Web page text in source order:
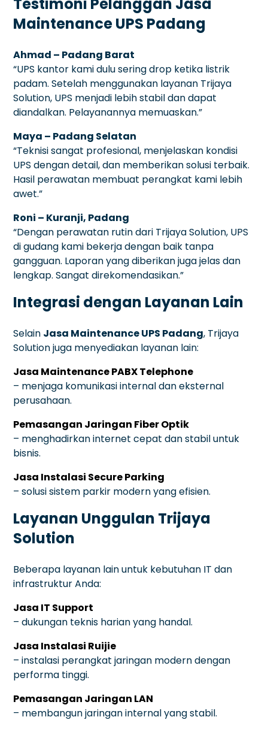
Maintenance UPS Padang
Ahmad – Padang Barat
“UPS kantor kami dulu sering drop ketika listrik
padam. Setelah menggunakan layanan Trijaya
Solution, UPS menjadi lebih stabil dan dapat
diandalkan. Pelayanannya memuaskan.”
Maya – Padang Selatan
“Teknisi sangat profesional, menjelaskan kondisi
UPS dengan detail, dan memberikan solusi terbaik.
Hasil perawatan membuat perangkat kami lebih
awet.”
Roni – Kuranji, Padang
“Dengan perawatan rutin dari Trijaya Solution, UPS
di gudang kami bekerja dengan baik tanpa
gangguan. Laporan yang diberikan juga jelas dan
lengkap. Sangat direkomendasikan.”
Integrasi dengan Layanan Lain
Selain Jasa Maintenance UPS Padang, Trijaya
Solution juga menyediakan layanan lain:
Jasa Maintenance PABX Telephone
– menjaga komunikasi internal dan eksternal
perusahaan.
Pemasangan Jaringan Fiber Optik
– menghadirkan internet cepat dan stabil untuk
bisnis.
Jasa Instalasi Secure Parking
– solusi sistem parkir modern yang efisien.
Layanan Unggulan Trijaya
Solution
Beberapa layanan lain untuk kebutuhan IT dan
infrastruktur Anda:
Jasa IT Support
– dukungan teknis harian yang handal.
Jasa Instalasi Ruijie
– instalasi perangkat jaringan modern dengan
performa tinggi.
Pemasangan Jaringan LAN
– membangun jaringan internal yang stabil.